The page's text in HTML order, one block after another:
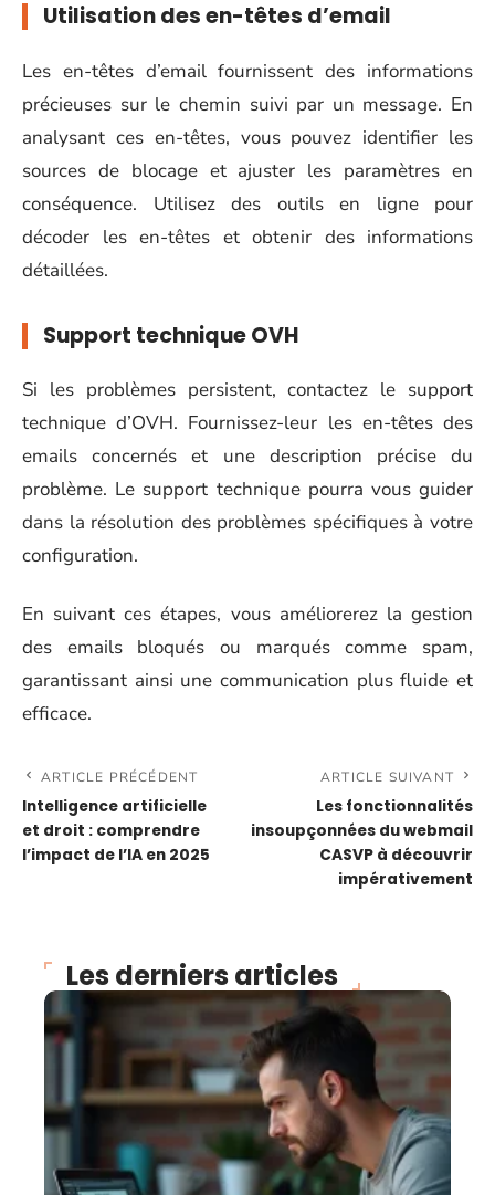
Utilisation des en-têtes d’email
Les en-têtes d’email fournissent des informations
précieuses sur le chemin suivi par un message. En
analysant ces en-têtes, vous pouvez identifier les
sources de blocage et ajuster les paramètres en
conséquence. Utilisez des outils en ligne pour
décoder les en-têtes et obtenir des informations
détaillées.
Support technique OVH
Si les problèmes persistent, contactez le support
technique d’OVH. Fournissez-leur les en-têtes des
emails concernés et une description précise du
problème. Le support technique pourra vous guider
dans la résolution des problèmes spécifiques à votre
configuration.
En suivant ces étapes, vous améliorerez la gestion
des emails bloqués ou marqués comme spam,
garantissant ainsi une communication plus fluide et
efficace.
ARTICLE PRÉCÉDENT
Intelligence artificielle
et droit : comprendre
l’impact de l’IA en 2025
ARTICLE SUIVANT
Les fonctionnalités
insoupçonnées du webmail
CASVP à découvrir
impérativement
Les derniers articles